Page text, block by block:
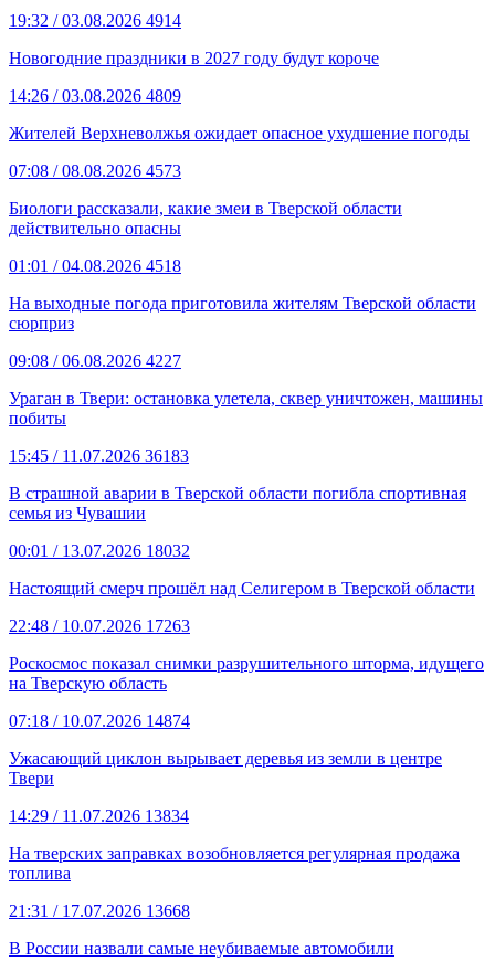
19:32 / 03.08.2026 4914
Новогодние праздники в 2027 году будут короче
14:26 / 03.08.2026 4809
Жителей Верхневолжья ожидает опасное ухудшение погоды
07:08 / 08.08.2026 4573
Биологи рассказали, какие змеи в Тверской области
действительно опасны
01:01 / 04.08.2026 4518
На выходные погода приготовила жителям Тверской области
сюрприз
09:08 / 06.08.2026 4227
Ураган в Твери: остановка улетела, сквер уничтожен, машины
побиты
15:45 / 11.07.2026 36183
В страшной аварии в Тверской области погибла спортивная
семья из Чувашии
00:01 / 13.07.2026 18032
Настоящий смерч прошёл над Селигером в Тверской области
22:48 / 10.07.2026 17263
Роскосмос показал снимки разрушительного шторма, идущего
на Тверскую область
07:18 / 10.07.2026 14874
Ужасающий циклон вырывает деревья из земли в центре
Твери
14:29 / 11.07.2026 13834
На тверских заправках возобновляется регулярная продажа
топлива
21:31 / 17.07.2026 13668
В России назвали самые неубиваемые автомобили